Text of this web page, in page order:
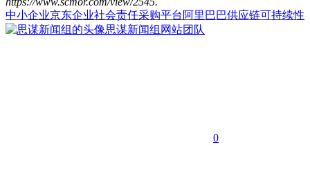
中小企业京东企业社会责任采购平台 阿里巴巴供应链可持续性
思谋新闻组 网站团队
0